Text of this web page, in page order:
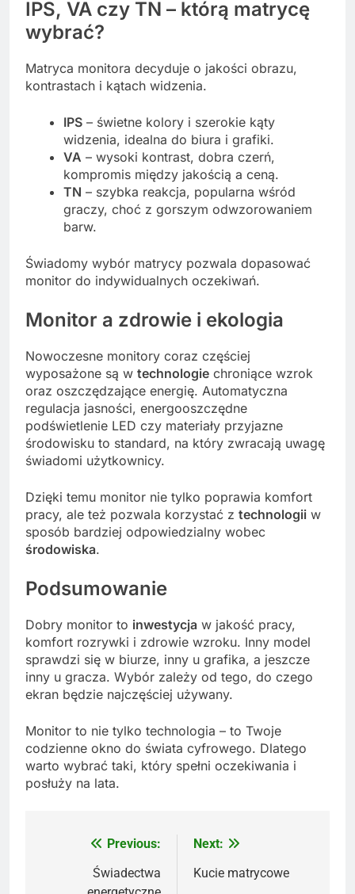
IPS, VA czy TN – którą matrycę
wybrać?
Matryca monitora decyduje o jakości obrazu,
kontrastach i kątach widzenia.
IPS – świetne kolory i szerokie kąty
widzenia, idealna do biura i grafiki.
VA – wysoki kontrast, dobra czerń,
kompromis między jakością a ceną.
TN – szybka reakcja, popularna wśród
graczy, choć z gorszym odwzorowaniem
barw.
Świadomy wybór matrycy pozwala dopasować
monitor do indywidualnych oczekiwań.
Monitor a zdrowie i ekologia
Nowoczesne monitory coraz częściej
wyposażone są w technologie chroniące wzrok
oraz oszczędzające energię. Automatyczna
regulacja jasności, energooszczędne
podświetlenie LED czy materiały przyjazne
środowisku to standard, na który zwracają uwagę
świadomi użytkownicy.
Dzięki temu monitor nie tylko poprawia komfort
pracy, ale też pozwala korzystać z technologii w
sposób bardziej odpowiedzialny wobec
środowiska.
Podsumowanie
Dobry monitor to inwestycja w jakość pracy,
komfort rozrywki i zdrowie wzroku. Inny model
sprawdzi się w biurze, inny u grafika, a jeszcze
inny u gracza. Wybór zależy od tego, do czego
ekran będzie najczęściej używany.
Monitor to nie tylko technologia – to Twoje
codzienne okno do świata cyfrowego. Dlatego
warto wybrać taki, który spełni oczekiwania i
posłuży na lata.
NawigacjaPrevious:
Świadectwa
Next:
Kucie matrycowe